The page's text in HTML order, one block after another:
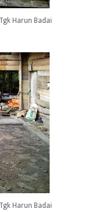
Harun Badai
Harun Badai